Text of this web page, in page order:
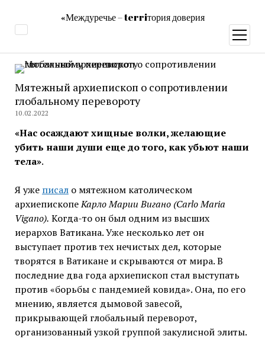
«Междуречье – terriтория доверия
меню
Мятежный архиепископ о сопротивлении
глобальному перевороту
10.02.2022
«Нас осаждают хищные волки, желающие
убить наши души еще до того, как убьют наши
тела».
Я уже писало мятежном католическом
архиепископеКарло Марии Вигано (Carlo Maria
Vigano). Когда-то он был одним из высших
иерархов Ватикана. Уже несколько лет он
выступает против тех нечистых дел, которые
творятся в Ватикане и скрываются от мира. В
последние два года архиепископ стал выступать
против «борьбы с пандемией ковида». Она, по его
мнению, является дымовой завесой,
прикрывающей глобальный переворот,
организованный узкой группой закулисной элиты.